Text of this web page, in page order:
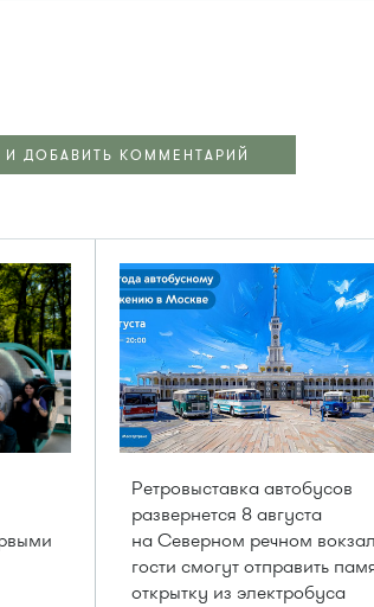
И ДОБАВИТЬ КОММЕНТАРИЙ
Ретровыставка автобусов
развернется 8 августа
на Северном речном
гости смогут отправить
открытку из электробуса